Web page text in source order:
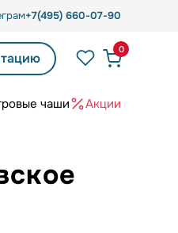
+7(495) 660-07-90
0
чаши Акции